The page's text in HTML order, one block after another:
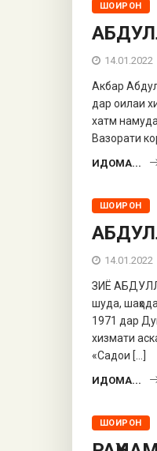
ШОИРОН
14.01.2022
Акбар
дар оилаи
хатм
Вазорати
ИДОМА...
ШОИРОН
14.01.2022
ЗИЁ
шуда,
1971 дар
хизмати
«Садои […]
ИДОМА...
ШОИРОН